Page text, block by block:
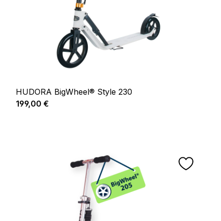
HUDORA BigWheel® Style 230
Prix régulier :
199,00 €